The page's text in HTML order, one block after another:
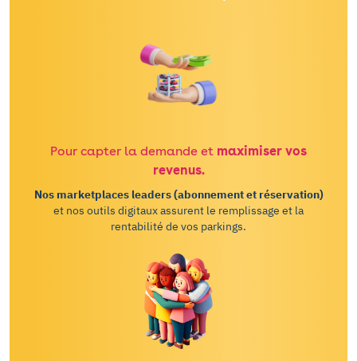
Pour capter la demande et maximiser vos
revenus.
Nos marketplaces leaders (abonnement et réservation)
et nos outils digitaux assurent le remplissage et la
rentabilité de vos parkings.